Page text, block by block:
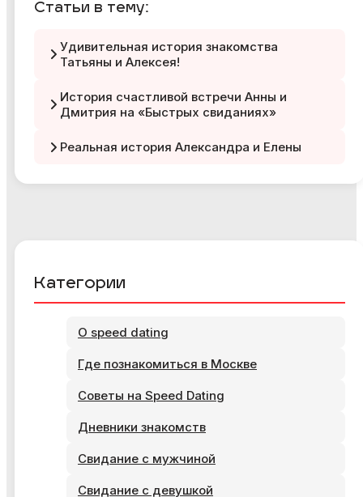
Категории
О speed dating
Где познакомиться в Москве
Советы на Speed Dating
Дневники знакомств
Свидание с мужчиной
Свидание с девушкой
Статьи в тему:
Удивительная история знакомства
Татьяны и Алексея!
История счастливой встречи Анны и
Дмитрия на «Быстрых свиданиях»
Реальная история Александра и Елены